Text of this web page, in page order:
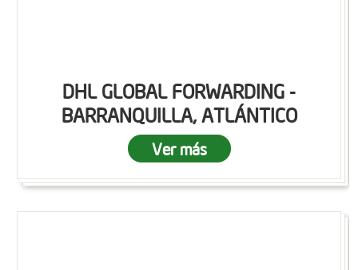
DHL GLOBAL FORWARDING -
BARRANQUILLA, ATLÁNTICO
Ver más